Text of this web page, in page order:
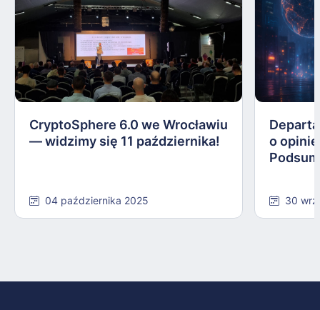
CryptoSphere 6.0 we Wrocławiu
— widzimy się 11 października!
04 października 2025
o opinie
30